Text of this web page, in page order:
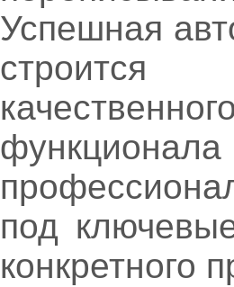
Успешная
под
конкретного